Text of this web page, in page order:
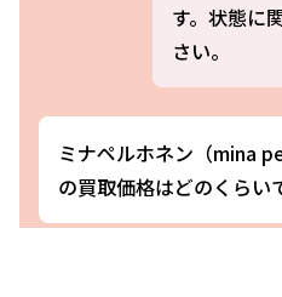
す。状態に
さい。
ミナペルホネン（mina
の買取価格はどのくらい